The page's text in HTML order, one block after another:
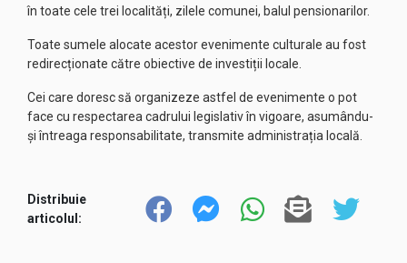
în toate cele trei localități, zilele comunei, balul pensionarilor.
Toate sumele alocate acestor evenimente culturale au fost
redirecționate către obiective de investiții locale.
Cei care doresc să organizeze astfel de evenimente o pot
face cu respectarea cadrului legislativ în vigoare, asumându-
și întreaga responsabilitate, transmite administrația locală.
Distribuie
articolul: